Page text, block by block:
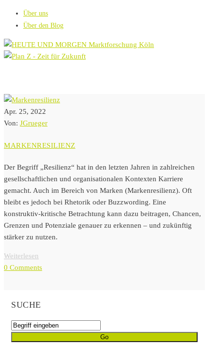
Über uns
Über den Blog
Apr. 25, 2022
Von: JGrueger
MARKENRESILIENZ
Der Begriff „Resilienz“ hat in den letzten Jahren in zahlreichen
gesellschaftlichen und organisationalen Kontexten Karriere
gemacht. Auch im Bereich von Marken (Markenresilienz). Oft
bleibt es jedoch bei Rhetorik oder Buzzwording. Eine
konstruktiv-kritische Betrachtung kann dazu beitragen, Chancen,
Grenzen und Potenziale genauer zu erkennen – und zukünftig
stärker zu nutzen.
Weiterlesen
0 Comments
SUCHE